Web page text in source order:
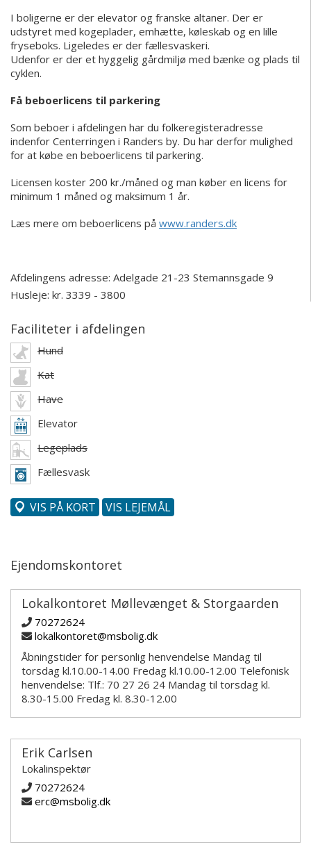
I boligerne er der elevator og franske altaner. Der er
udstyret med kogeplader, emhætte, køleskab og en lille
fryseboks. Ligeledes er der fællesvaskeri.
Udenfor er der et hyggelig gårdmiljø med bænke og plads til
cyklen.
Få beboerlicens til parkering
Som beboer i afdelingen har du folkeregisteradresse
indenfor Centerringen i Randers by. Du har derfor mulighed
for at købe en beboerlicens til parkering.
Licensen koster 200 kr./måned og man køber en licens for
minimum 1 måned og maksimum 1 år.
Læs mere om beboerlicens på www.randers.dk
Afdelingens adresse: Adelgade 21-23 Stemannsgade 9
Husleje: kr. 3339 - 3800
Faciliteter i afdelingen
Hund
Kat
Have
Elevator
Legeplads
Fællesvask
VIS PÅ KORT VIS LEJEMÅL
Ejendomskontoret
Lokalkontoret Møllevænget & Storgaarden
70272624
lokalkontoret@msbolig.dk
Åbningstider for personlig henvendelse Mandag til
torsdag kl.10.00-14.00 Fredag kl.10.00-12.00 Telefonisk
henvendelse: Tlf.: 70 27 26 24 Mandag til torsdag kl.
8.30-15.00 Fredag kl. 8.30-12.00
Erik Carlsen
Lokalinspektør
70272624
erc@msbolig.dk